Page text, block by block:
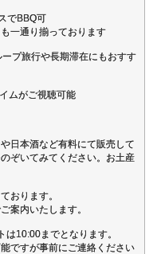
でBBQ可
一通り揃っております
プ旅行や長期滞在にもおすす
ムがご視聴可能
日本酒など有料にて販売して
ぞいてみてください。お土産
おります。
案内いたします。
10:00までとなります。
ですが事前にご連絡ください